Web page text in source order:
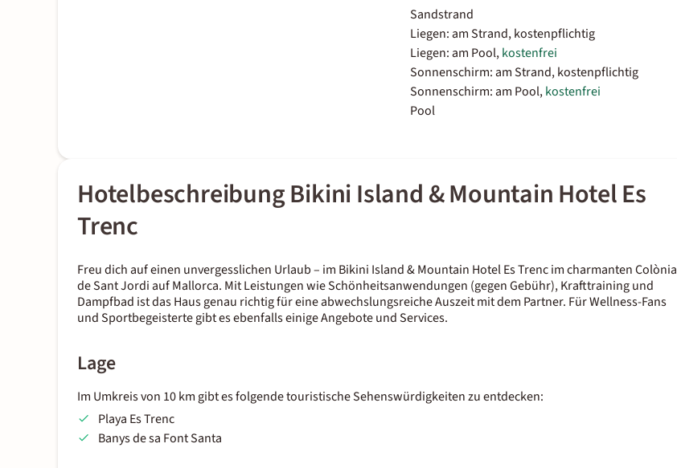
Sandstrand
Liegen: am Strand, kostenpflichtig
Liegen: am Pool,kostenfrei
Sonnenschirm: am Strand, kostenpflichtig
Sonnenschirm: am Pool,kostenfrei
Pool
Hotelbeschreibung Bikini Island & Mountain Hotel Es
Trenc
Freu dich auf einen unvergesslichen Urlaub – im Bikini Island & Mountain Hotel Es Trenc im charmanten Colònia
de Sant Jordi auf Mallorca. Mit Leistungen wie Schönheitsanwendungen (gegen Gebühr), Krafttraining und
Dampfbad ist das Haus genau richtig für eine abwechslungsreiche Auszeit mit dem Partner. Für Wellness-Fans
und Sportbegeisterte gibt es ebenfalls einige Angebote und Services.
Lage
Im Umkreis von 10 km gibt es folgende touristische Sehenswürdigkeiten zu entdecken:
Playa Es Trenc
Banys de sa Font Santa